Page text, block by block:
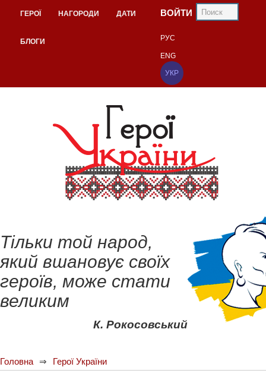
ГЕРОЇ НАГОРОДИ ДАТИ
БЛОГИ
ВОЙТИ
РУС
ENG
УКР
Тільки той народ,
який вшановує своїх
героїв, може стати
великим
К. Рокосовський
Головна Герої України